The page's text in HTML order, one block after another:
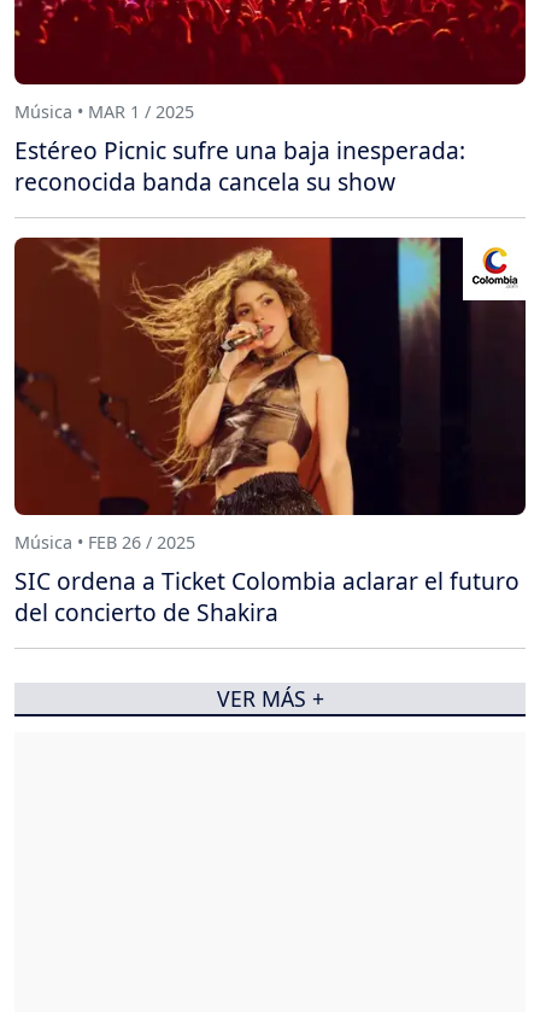
Música • MAR 1 / 2025
Estéreo Picnic sufre una baja inesperada:
reconocida banda cancela su show
Música • FEB 26 / 2025
SIC ordena a Ticket Colombia aclarar el futuro
del concierto de Shakira
VER MÁS +